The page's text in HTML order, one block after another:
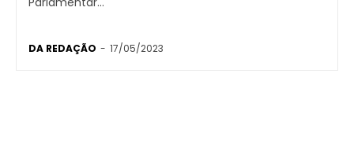
DA REDAÇÃO - 17/05/2023